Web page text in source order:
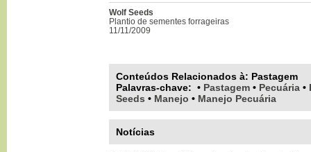
Wolf Seeds
Plantio de sementes forrageiras
11/11/2009
Conteúdos Relacionados à: Pastagem
Palavras-chave: • Pastagem • Pecuária •
Seeds • Manejo • Manejo Pecuária
Notícias